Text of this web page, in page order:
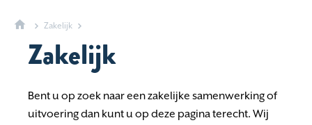
Zakelijk
Zakelijk
Bent u op zoek naar een zakelijke samenwerking of
uitvoering dan kunt u op deze pagina terecht. Wij